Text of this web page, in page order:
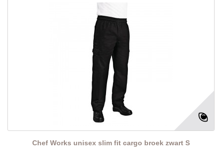
Chef Works unisex slim fit cargo broek zwart S